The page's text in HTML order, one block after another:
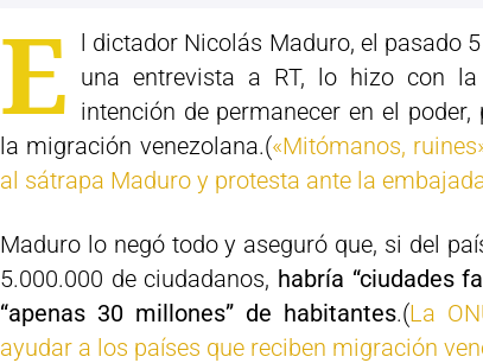
E
l dictador Nicolás Maduro, el pasado
una entrevista a RT, lo hizo con
intención de permanecer en el
la migración venezolana.(«Mitómanos,
al sátrapa Maduro y protesta ante la
Maduro lo negó todo y aseguró que, si del
5.000.000 de ciudadanos, habría “ciudades
“apenas 30 millones” de habitantes.(La
ayudar a los países que reciben migración